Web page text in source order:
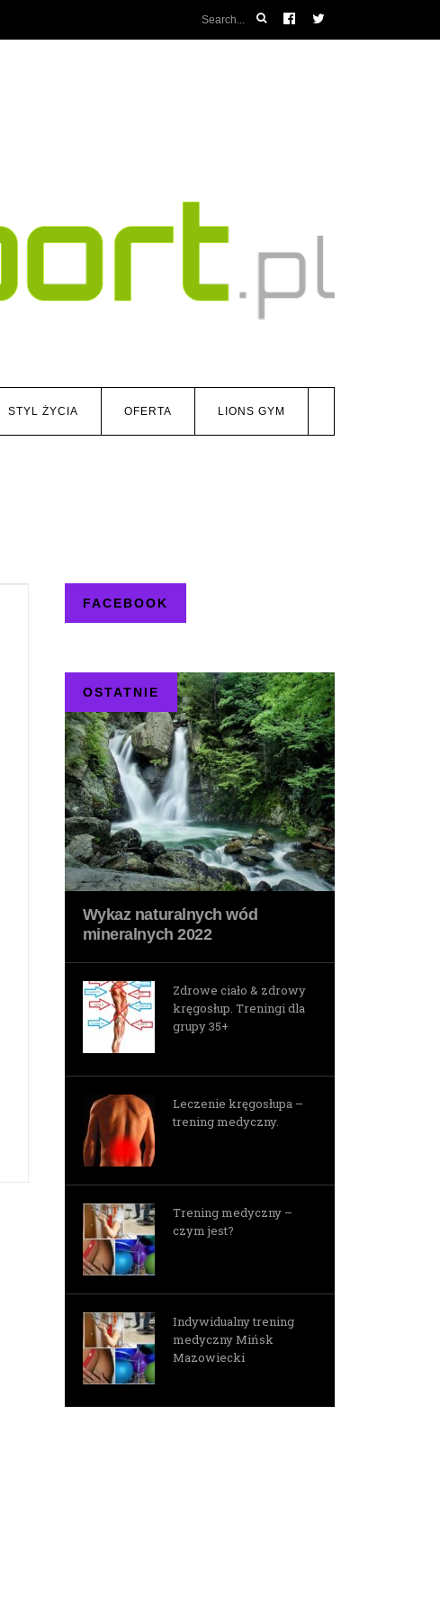
STYL ŻYCIA OFERTA LIONS GYM
FACEBOOK
OSTATNIE
Wykaz naturalnych wód
mineralnych 2022
Zdrowe ciało & zdrowy
kręgosłup. Treningi dla
grupy 35+
Leczenie kręgosłupa –
trening medyczny.
Trening medyczny –
czym jest?
Indywidualny trening
medyczny Mińsk
Mazowiecki